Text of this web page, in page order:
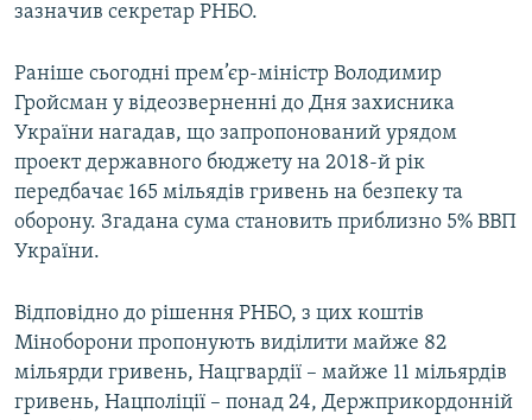
зазначив секретар РНБО.
Раніше сьогодні прем’єр-міністр Володимир
Гройсман у відеозверненні до Дня захисника
України нагадав, що запропонований урядом
проект державного бюджету на 2018-й рік
передбачає 165 мільядів гривень на безпеку та
оборону. Згадана сума становить приблизно 5% ВВП
України.
Відповідно до рішення РНБО, з цих коштів
Міноборони пропонують виділити майже 82
мільярди гривень, Нацгвардії – майже 11 мільярдів
гривень, Нацполіції – понад 24, Держприкордонній